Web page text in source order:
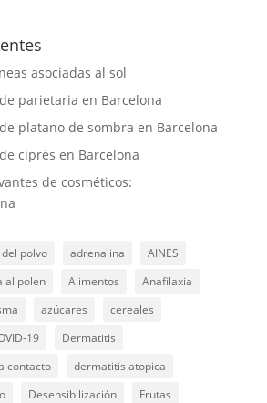
asociadas al sol
parietaria en Barcelona
platano de sombra en Barcelona
ciprés en Barcelona
de cosméticos:
polvo adrenalina
AINES
al polen Alimentos
Anafilaxia
azúcares
cereales
19
Dermatitis
contacto
dermatitis atopica
Desensibilización
Frutas